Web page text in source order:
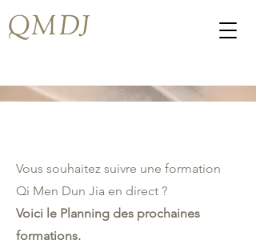
QMDJ
Vous souhaitez suivre une formation
Qi Men Dun Jia en direct ?
Voici le Planning des prochaines
formations.